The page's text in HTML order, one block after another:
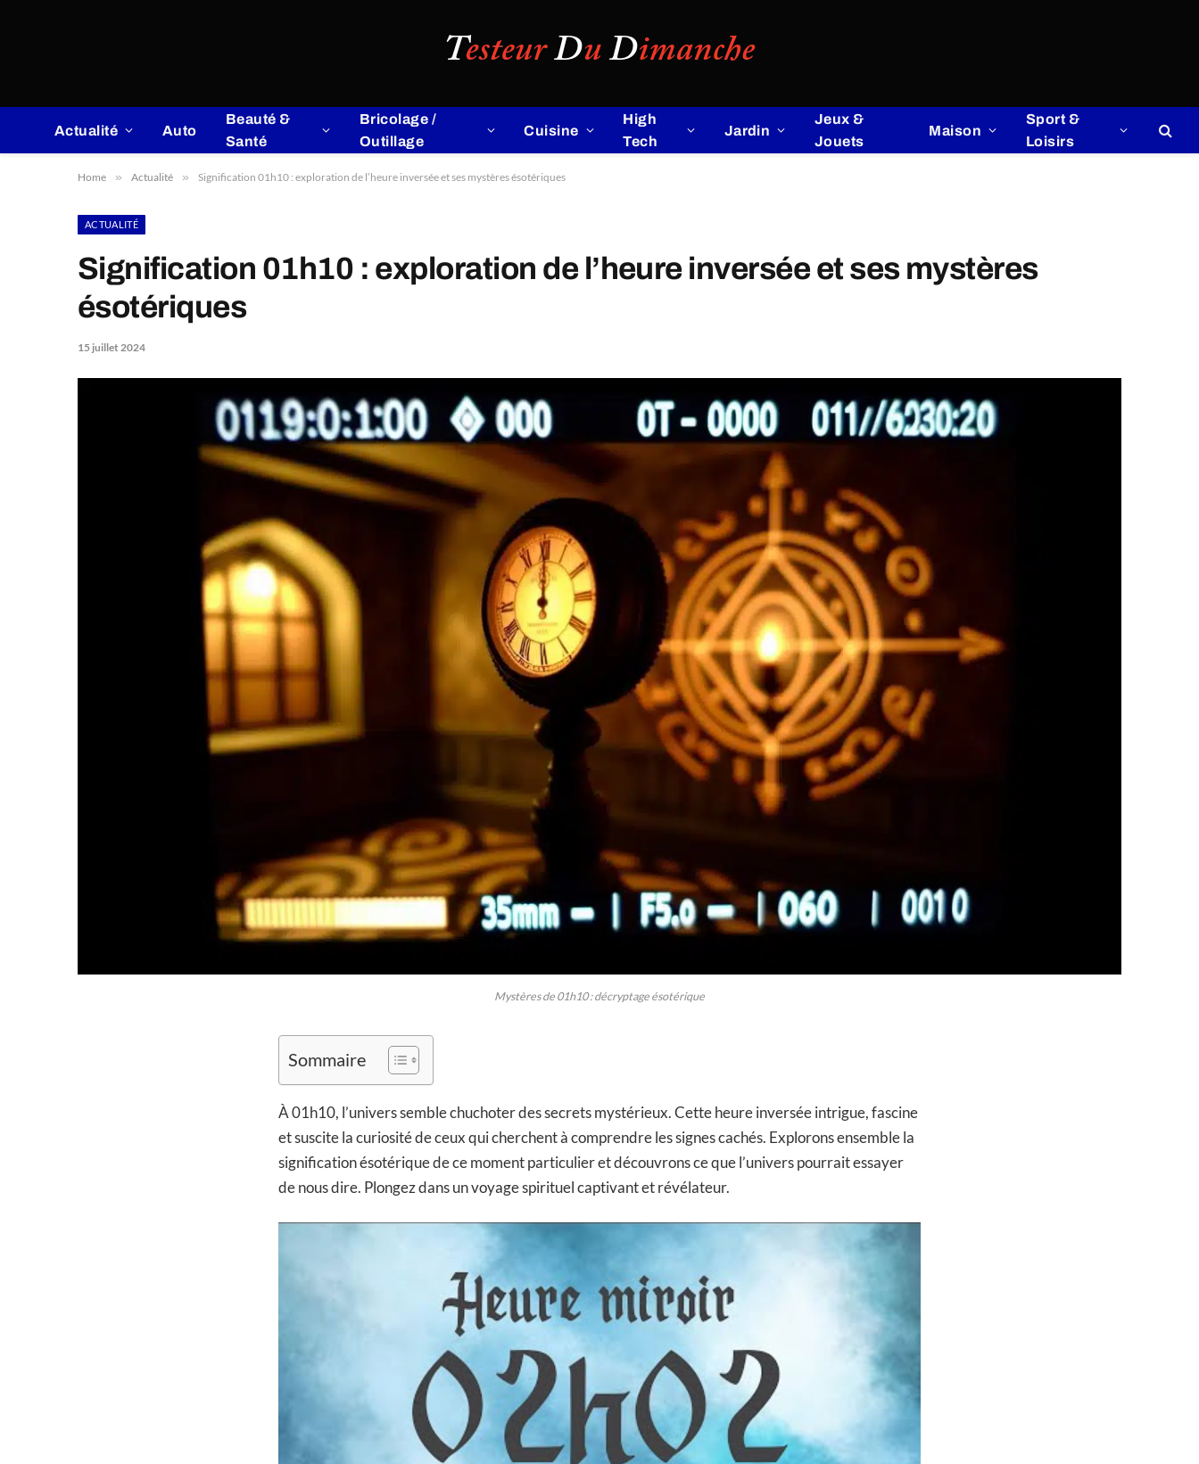
Actualité Auto
Beauté &
Santé
Bricolage /
Outillage
Cuisine
High
Tech
Jardin
Jeux &
Jouets
Maison
Sport &
Loisirs
Home » Actualité » Signification 01h10 : exploration de l’heure inversée et ses mystères ésotériques
ACTUALITÉ
Signification 01h10 : exploration de l’heure inversée et ses mystères
ésotériques
15 juillet 2024
Mystères de 01h10 : décryptage ésotérique
Sommaire
À 01h10, l’univers semble chuchoter des secrets mystérieux. Cette heure inversée intrigue, fascine
et suscite la curiosité de ceux qui cherchent à comprendre les signes cachés. Explorons ensemble la
signification ésotérique de ce moment particulier et découvrons ce que l’univers pourrait essayer
de nous dire. Plongez dans un voyage spirituel captivant et révélateur.